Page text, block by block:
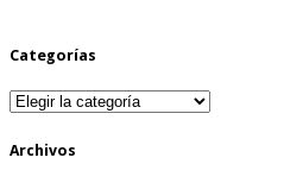
Categorías
Categorías
Archivos